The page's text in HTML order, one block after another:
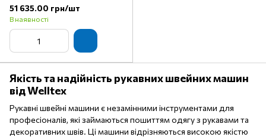
51 635.00 грн/шт
В наявності
Якість та надійність рукавних швейних машин
від Welltex
Рукавні швейні машини є незамінними інструментами для
професіоналів, які займаються пошиттям одягу з рукавами та
декоративних швів. Ці машини відрізняються високою якістю